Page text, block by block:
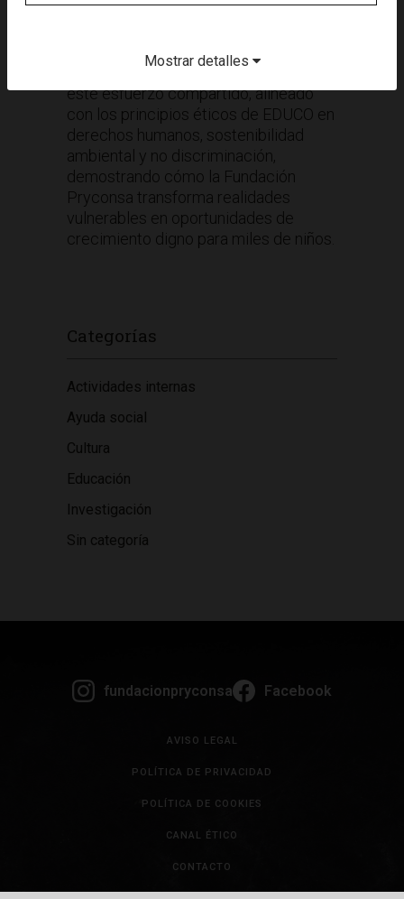
experiencia como parte de la
este esfuerzo compartido, alineado
con los principios éticos de EDUCO en
derechos humanos, sostenibilidad
ambiental y no discriminación,
demostrando cómo la Fundación
Pryconsa transforma realidades
vulnerables en oportunidades de
crecimiento digno para miles de niños.
Categorías
Actividades internas
Ayuda social
Cultura
Educación
Investigación
Sin categoría
fundacionpryconsa Facebook
AVISO LEGAL
POLÍTICA DE PRIVACIDAD
POLÍTICA DE COOKIES
CANAL ÉTICO
CONTACTO
Mostrar detalles